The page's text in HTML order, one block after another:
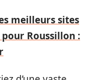
meilleurs sites
Roussillon :